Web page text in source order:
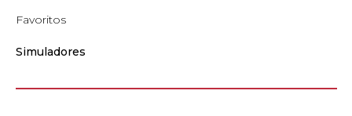
Favoritos
Simuladores